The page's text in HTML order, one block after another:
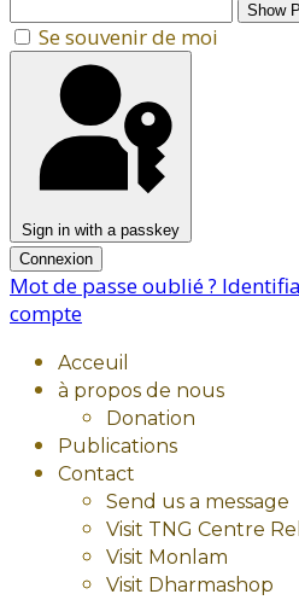
Show
Se souvenir de moi
Sign in with a passkey
Connexion
Mot de passe oublié ?
compte
Acceuil
à propos de nous
Donation
Publications
Contact
Send us a message
Visit TNG Centre
Visit Monlam
Visit Dharmashop